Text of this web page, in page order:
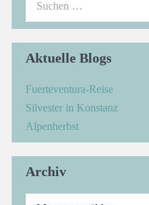
Aktuelle Blogs
Fuerteventura-Reise
Silvester in Konstanz
Alpenherbst
Archiv